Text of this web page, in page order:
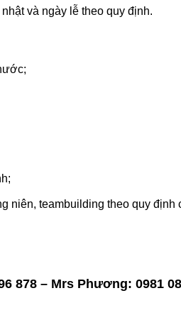
và ngày lễ theo quy định.
teambuilding theo quy định
878 – Mrs Phương: 0981